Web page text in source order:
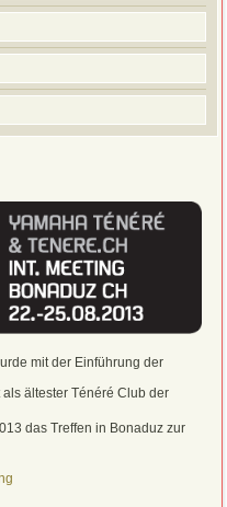
mit der Einführung der
ältester Ténéré Club der
das Treffen in Bonaduz zur